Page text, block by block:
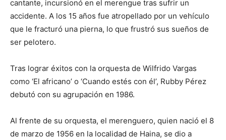
cantante, incursionó en el merengue tras sufrir un
accidente. A los 15 años fue atropellado por un vehículo
que le fracturó una pierna, lo que frustró sus sueños de
ser pelotero.
Tras lograr éxitos con la orquesta de Wilfrido Vargas
como ‘El africano’ o ‘Cuando estés con él’, Rubby Pérez
debutó con su agrupación en 1986.
Al frente de su orquesta, el merenguero, quien nació el 8
de marzo de 1956 en la localidad de Haina, se dio a